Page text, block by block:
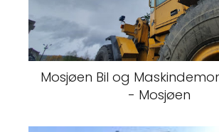
Mosjøen Bil og
- Mosjøen